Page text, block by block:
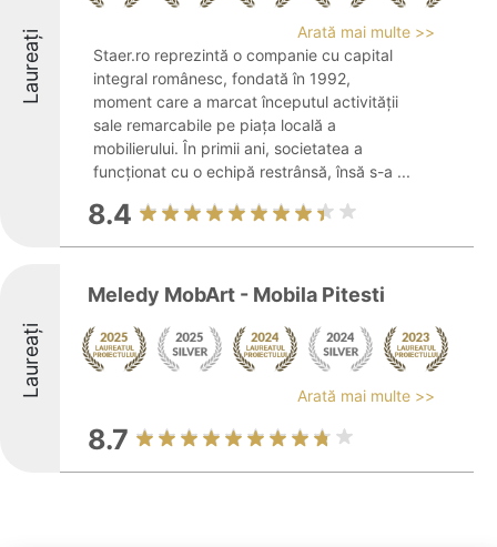
Laureați
Arată mai multe >>
Staer.ro reprezintă o companie cu capital
integral românesc, fondată în 1992,
moment care a marcat începutul activității
sale remarcabile pe piața locală a
mobilierului. În primii ani, societatea a
funcționat cu o echipă restrânsă, însă s-a ...
8.4
Laureați
Meledy MobArt - Mobila Pitesti
Arată mai multe >>
8.7